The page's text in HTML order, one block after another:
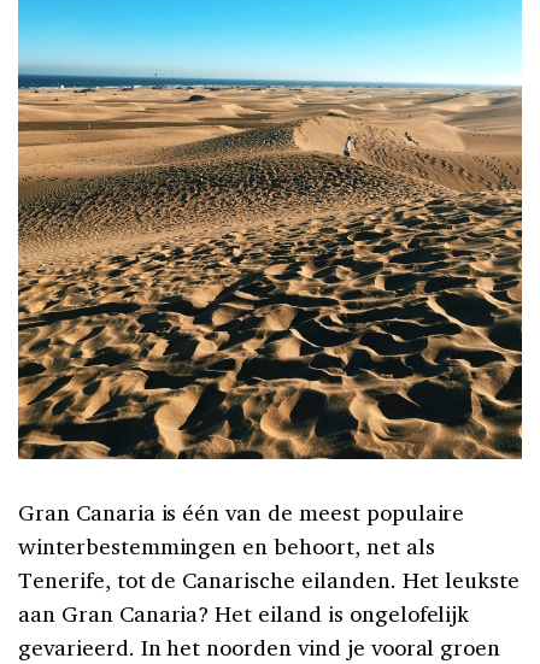
Gran Canaria is één van de meest populaire
winterbestemmingen en behoort, net als
Tenerife, tot de Canarische eilanden. Het leukste
aan Gran Canaria? Het eiland is ongelofelijk
gevarieerd. In het noorden vind je vooral groen